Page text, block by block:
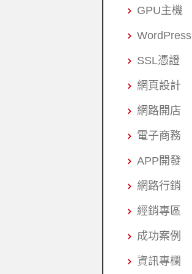
GPU主機
WordPress
SSL憑證
網頁設計
網路開店
電子商務
APP開發
網路行銷
經銷專區
成功案例
資訊專欄